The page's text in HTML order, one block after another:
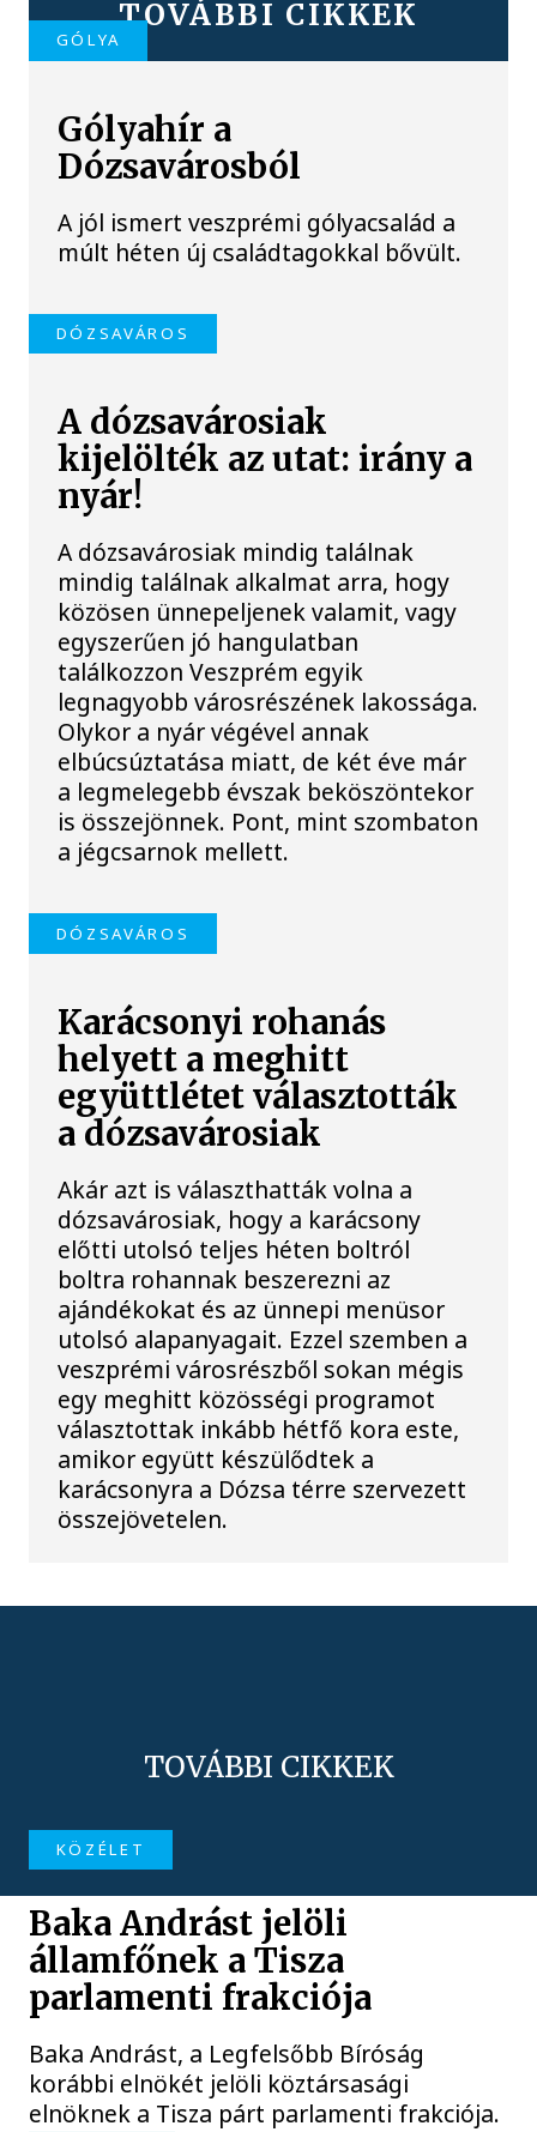
TOVÁBBI CIKKEK
GÓLYA
Gólyahír a
Dózsavárosból
A jól ismert veszprémi gólyacsalád a
múlt héten új családtagokkal bővült.
DÓZSAVÁROS
A dózsavárosiak
kijelölték az utat: irány a
nyár!
A dózsavárosiak mindig találnak
mindig találnak alkalmat arra, hogy
közösen ünnepeljenek valamit, vagy
egyszerűen jó hangulatban
találkozzon Veszprém egyik
legnagyobb városrészének lakossága.
Olykor a nyár végével annak
elbúcsúztatása miatt, de két éve már
a legmelegebb évszak beköszöntekor
is összejönnek. Pont, mint szombaton
a jégcsarnok mellett.
DÓZSAVÁROS
Karácsonyi rohanás
helyett a meghitt
együttlétet választották
a dózsavárosiak
Akár azt is választhatták volna a
dózsavárosiak, hogy a karácsony
előtti utolsó teljes héten boltról
boltra rohannak beszerezni az
ajándékokat és az ünnepi menüsor
utolsó alapanyagait. Ezzel szemben a
veszprémi városrészből sokan mégis
egy meghitt közösségi programot
választottak inkább hétfő kora este,
amikor együtt készülődtek a
karácsonyra a Dózsa térre szervezett
összejövetelen.
TOVÁBBI CIKKEK
KÖZÉLET
Baka Andrást jelöli
államfőnek a Tisza
parlamenti frakciója
Baka Andrást, a Legfelsőbb Bíróság
korábbi elnökét jelöli köztársasági
elnöknek a Tisza párt parlamenti frakciója.